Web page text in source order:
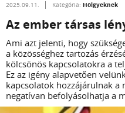
2025.09.11. Kategória: Hölgyeknek
Az ember társas
Ami azt jelenti, hogy
a közösséghez tartozás
kölcsönös kapcsolatokra a
Ez az igény alapvetően
kapcsolatok hozzájárulnak
negatívan befolyásolhatja a